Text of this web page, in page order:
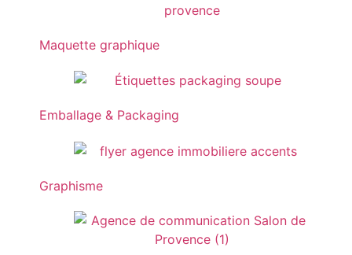
Maquette graphique
Emballage & Packaging
Graphisme